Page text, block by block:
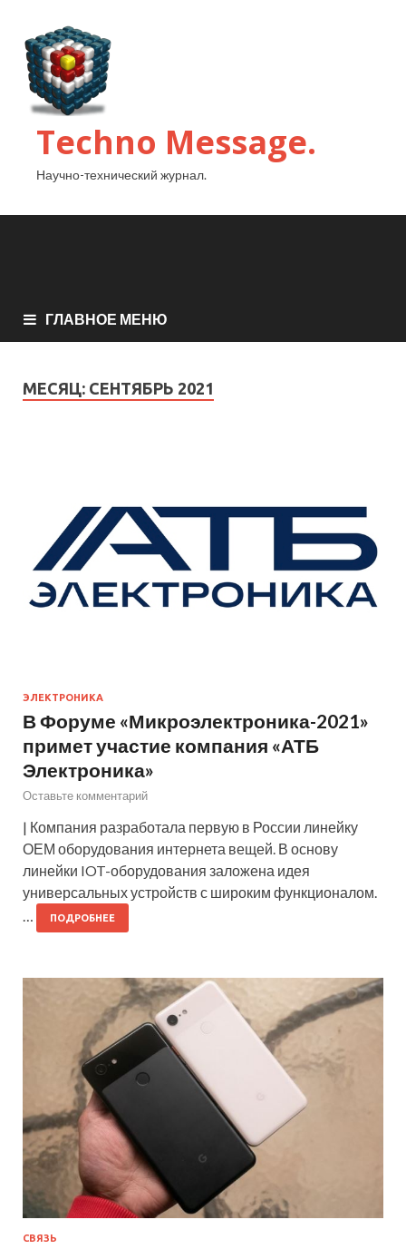
Techno Message.
Научно-технический журнал.
ГЛАВНОЕ МЕНЮ
МЕСЯЦ: СЕНТЯБРЬ 2021
ЭЛЕКТРОНИКА
В Форуме «Микроэлектроника-2021»
примет участие компания «АТБ
Электроника»
Оставьте комментарий
| Компания разработала первую в России линейку
ОЕМ оборудования интернета вещей. В основу
линейки IOT-оборудования заложена идея
универсальных устройств с широким функционалом.
…
ПОДРОБНЕЕ
СВЯЗЬ